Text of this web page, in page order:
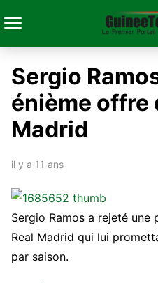
Sergio
énième offre
Madrid
il y a 11 ans
Sergio Ramos a rejeté
Real Madrid qui lui
par saison.